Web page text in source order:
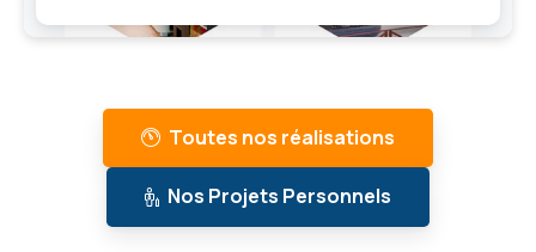
Toutes nos réalisations
Nos Projets Personnels